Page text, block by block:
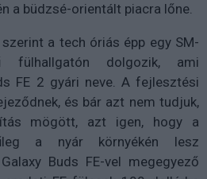
a büdzsé-orientált piacra lőne.
a tech óriás épp egy SM-
fülhallgatón dolgozik, ami
FE 2 gyári neve. A fejlesztési
és bár azt nem tudjuk,
mögött, azt igen, hogy a
a nyár környékén lesz
Buds FE-vel megegyező